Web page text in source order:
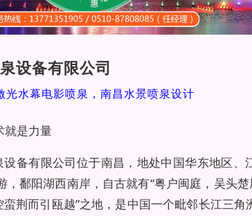
设备有限公司
光水幕电影喷泉，南昌水景喷泉设计
就是力量
备有限公司位于南昌，地处中国华东地区、
，鄱阳湖西南岸，自古就有“粤户闽庭，吴头楚
蛮荆而引瓯越”之地，是中国一个毗邻长江三角